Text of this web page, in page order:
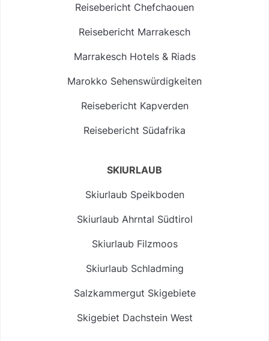
Reisebericht Chefchaouen
Reisebericht Marrakesch
Marrakesch Hotels & Riads
Marokko Sehenswürdigkeiten
Reisebericht Kapverden
Reisebericht Südafrika
SKIURLAUB
Skiurlaub Speikboden
Skiurlaub Ahrntal Südtirol
Skiurlaub Filzmoos
Skiurlaub Schladming
Salzkammergut Skigebiete
Skigebiet Dachstein West